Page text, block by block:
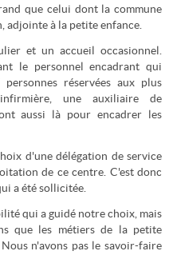
que celui dont la commune
adjointe à la petite enfance.
et un accueil occasionnel.
le personnel encadrant qui
réservées aux plus
une auxiliaire de
aussi là pour encadrer les
d'une délégation de service
de ce centre. C'est donc
a été sollicitée.
qui a guidé notre choix, mais
que les métiers de la petite
n'avons pas le savoir-faire